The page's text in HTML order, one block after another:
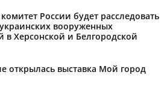
России будет расследовать
вооруженных
Херсонской и Белгородской
открылась выставка Мой город